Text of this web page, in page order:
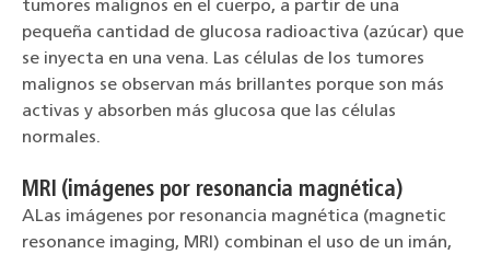
tumores malignos en el cuerpo, a partir de una
pequeña cantidad de glucosa radioactiva (azúcar) que
se inyecta en una vena. Las células de los tumores
malignos se observan más brillantes porque son más
activas y absorben más glucosa que las células
normales.
MRI (imágenes por resonancia magnética)
ALas imágenes por resonancia magnética (magnetic
resonance imaging, MRI) combinan el uso de un imán,